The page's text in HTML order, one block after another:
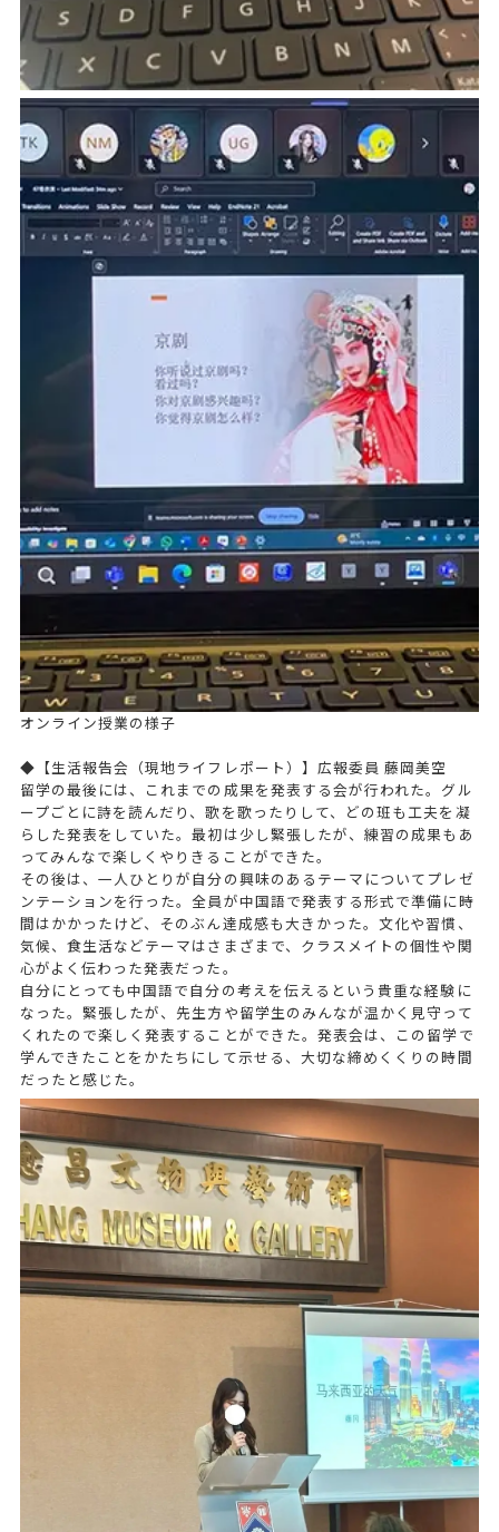
オンライン授業の様子
◆【生活報告会（現地ライフレポート）】広報委員 藤岡美空
留学の最後には、これまでの成果を発表する会が行われた。グル
ープごとに詩を読んだり、歌を歌ったりして、どの班も工夫を凝
らした発表をしていた。最初は少し緊張したが、練習の成果もあ
ってみんなで楽しくやりきることができた。
その後は、一人ひとりが自分の興味のあるテーマについてプレゼ
ンテーションを行った。全員が中国語で発表する形式で準備に時
間はかかったけど、そのぶん達成感も大きかった。文化や習慣、
気候、食生活などテーマはさまざまで、クラスメイトの個性や関
心がよく伝わった発表だった。
自分にとっても中国語で自分の考えを伝えるという貴重な経験に
なった。緊張したが、先生方や留学生のみんなが温かく見守って
くれたので楽しく発表することができた。発表会は、この留学で
学んできたことをかたちにして示せる、大切な締めくくりの時間
だったと感じた。